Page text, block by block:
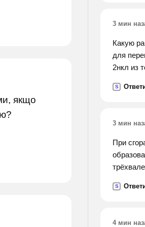
якщо
3 мин
Какую
для
2нкл из
S
3 мин
При
по
S
4 мин